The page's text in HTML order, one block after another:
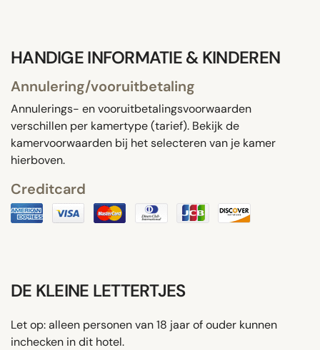
HANDIGE INFORMATIE & KINDEREN
Annulering/vooruitbetaling
Annulerings- en vooruitbetalingsvoorwaarden
verschillen per kamertype (tarief). Bekijk de
kamervoorwaarden bij het selecteren van je kamer
hierboven.
Creditcard
DE KLEINE LETTERTJES
Let op: alleen personen van 18 jaar of ouder kunnen
inchecken in dit hotel.